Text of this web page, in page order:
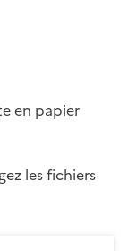
en papier
les fichiers